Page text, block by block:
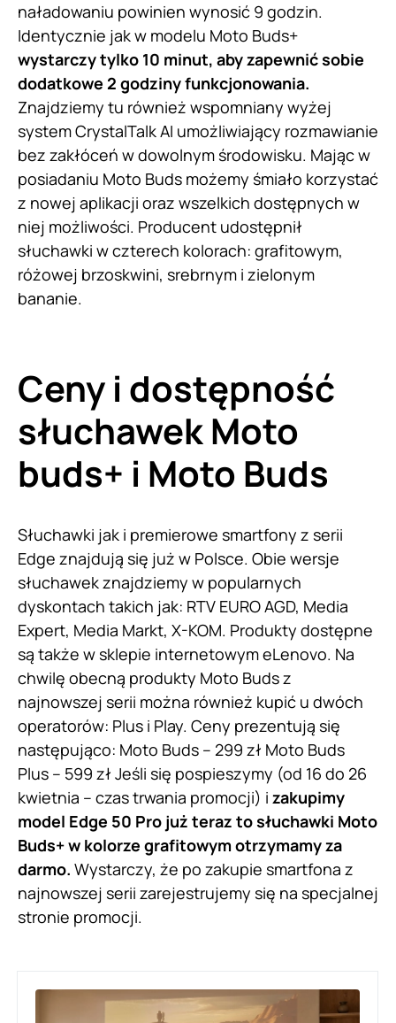
naładowaniu powinien wynosić 9 godzin.
Identycznie jak w modelu Moto Buds+
wystarczy tylko 10 minut, aby zapewnić sobie
dodatkowe 2 godziny funkcjonowania.
Znajdziemy tu również wspomniany wyżej
system CrystalTalk AI umożliwiający rozmawianie
bez zakłóceń w dowolnym środowisku. Mając w
posiadaniu Moto Buds możemy śmiało korzystać
z nowej aplikacji oraz wszelkich dostępnych w
niej możliwości. Producent udostępnił
słuchawki w czterech kolorach: grafitowym,
różowej brzoskwini, srebrnym i zielonym
bananie.
Ceny i dostępność
słuchawek Moto
buds+ i Moto Buds
Słuchawki jak i premierowe smartfony z serii
Edge znajdują się już w Polsce. Obie wersje
słuchawek znajdziemy w popularnych
dyskontach takich jak: RTV EURO AGD, Media
Expert, Media Markt, X-KOM. Produkty dostępne
są także w sklepie internetowym eLenovo. Na
chwilę obecną produkty Moto Buds z
najnowszej serii można również kupić u dwóch
operatorów: Plus i Play. Ceny prezentują się
następująco: Moto Buds – 299 zł Moto Buds
Plus – 599 zł Jeśli się pospieszymy (od 16 do 26
kwietnia – czas trwania promocji) i zakupimy
model Edge 50 Pro już teraz to słuchawki Moto
Buds+ w kolorze grafitowym otrzymamy za
darmo. Wystarczy, że po zakupie smartfona z
najnowszej serii zarejestrujemy się na specjalnej
stronie promocji.